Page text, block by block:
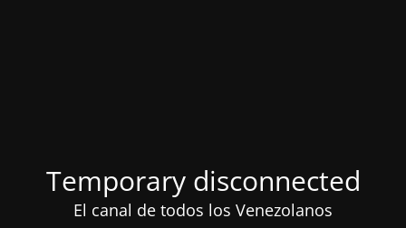
Temporary disconnected
El canal de todos los Venezolanos